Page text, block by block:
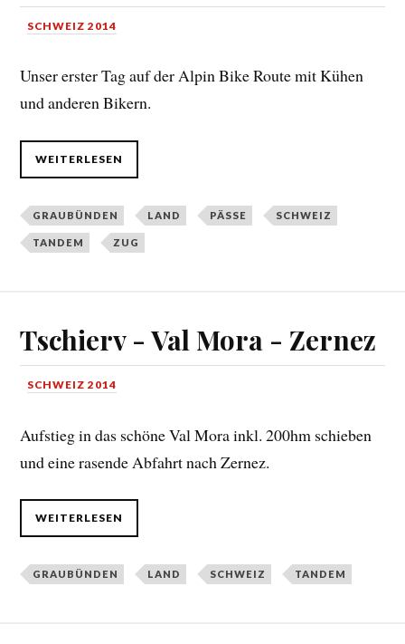
SCHWEIZ 2014
Unser erster Tag auf der Alpin Bike Route mit Kühen
und anderen Bikern.
WEITERLESEN
GRAUBÜNDEN LAND PÄSSE SCHWEIZ
TANDEM ZUG
Tschierv - Val Mora - Zernez
SCHWEIZ 2014
Aufstieg in das schöne Val Mora inkl. 200hm schieben
und eine rasende Abfahrt nach Zernez.
WEITERLESEN
GRAUBÜNDEN LAND SCHWEIZ TANDEM